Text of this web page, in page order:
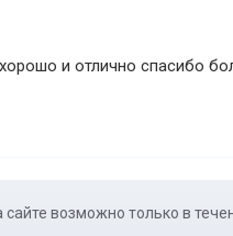
и отлично спасибо
возможно только в